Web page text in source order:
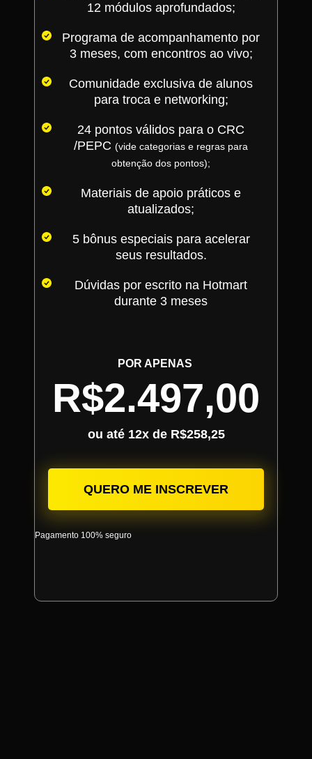
12 módulos aprofundados;
Programa de acompanhamento por
3 meses, com encontros ao vivo;
Comunidade exclusiva de alunos
para troca e networking;
24 pontos válidos para o CRC
/PEPC(vide categorias e regras para
obtenção dos pontos);
Materiais de apoio práticos e
atualizados;
5 bônus especiais para acelerar
seus resultados.
Dúvidas por escrito na Hotmart
durante 3 meses
POR APENAS
R$2.497,00
ou até 12x de R$258,25
QUERO ME INSCREVER
Pagamento 100% seguro